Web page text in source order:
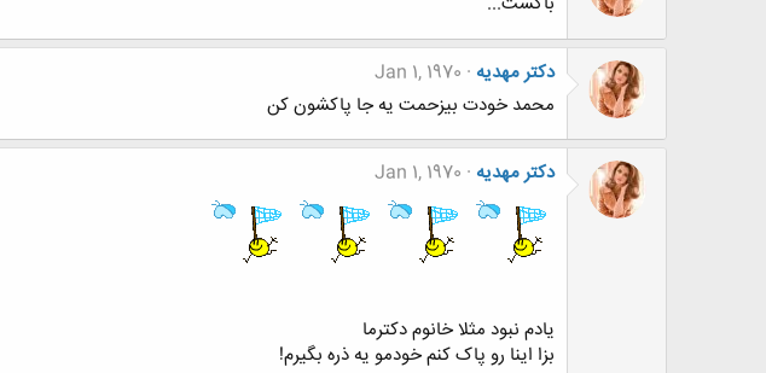
دکتر مهدیه Jan 1, 1970
محمد خودت بیزحمت یه جا پاکشون کن
دکتر مهدیه Jan 1, 1970
یادم نبود مثلا خانوم دکترما
بزا اینا رو پاک کنم خودمو یه ذره بگیرم!